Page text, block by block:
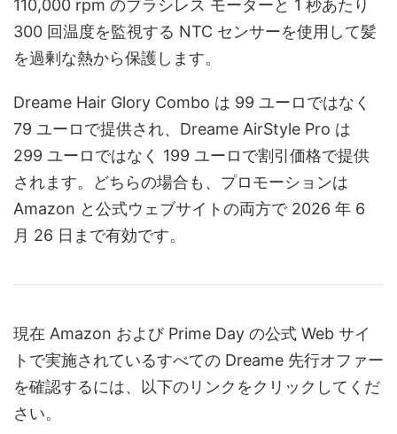
110,000 rpm のブラシレス モーターと 1 秒あたり
300 回温度を監視する NTC センサーを使用して髪
を過剰な熱から保護します。
Dreame Hair Glory Combo は 99 ユーロではなく
79 ユーロで提供され、Dreame AirStyle Pro は
299 ユーロではなく 199 ユーロで割引価格で提供
されます。どちらの場合も、プロモーションは
Amazon と公式ウェブサイトの両方で 2026 年 6
月 26 日まで有効です。
現在 Amazon および Prime Day の公式 Web サイ
トで実施されているすべての Dreame 先行オファー
を確認するには、以下のリンクをクリックしてくだ
さい。